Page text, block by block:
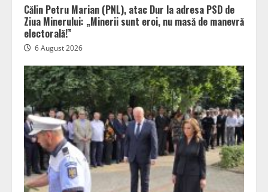
Călin Petru Marian (PNL), atac Dur la adresa PSD de
Ziua Minerului: „Minerii sunt eroi, nu masă de manevră
electorală!”
6 August 2026